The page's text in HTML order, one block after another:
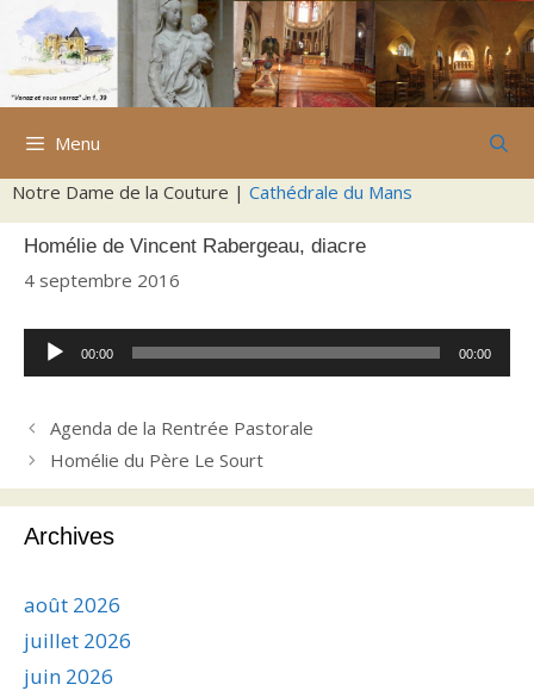
Aller
contenu
Menu
Notre Dame de la Couture | Cathédrale du Mans
Homélie de Vincent Rabergeau, diacre
4 septembre 2016
Lecteur
audio
00:00 00:00
Agenda de la Rentrée Pastorale
Homélie du Père Le Sourt
Archives
août 2026
juillet 2026
juin 2026